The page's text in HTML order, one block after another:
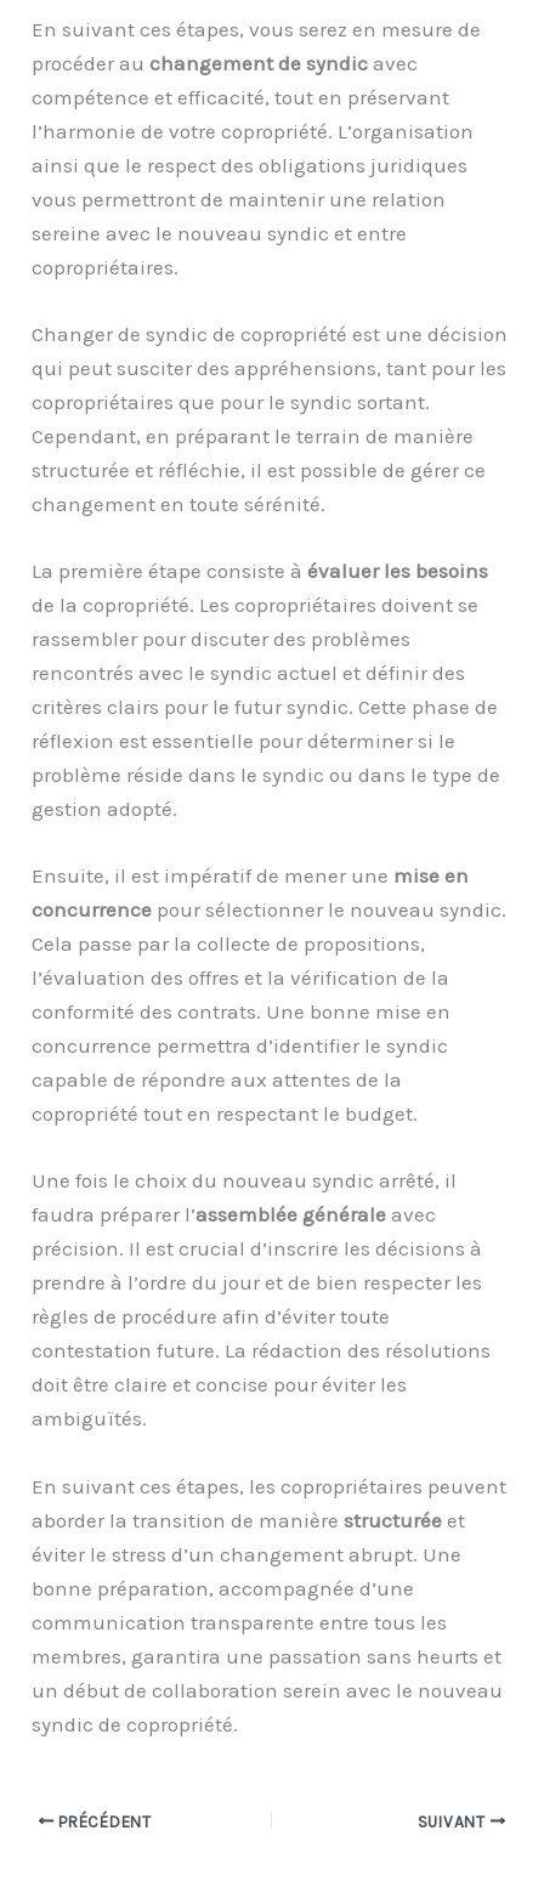
En suivant ces étapes, vous serez en mesure de
procéder auchangement de syndic avec
compétence et efficacité, tout en préservant
l’harmonie de votre copropriété. L’organisation
ainsi que le respect des obligations juridiques
vous permettront de maintenir une relation
sereine avec le nouveau syndic et entre
copropriétaires.
Changer de syndic de copropriété est une décision
qui peut susciter des appréhensions, tant pour les
copropriétaires que pour le syndic sortant.
Cependant, en préparant le terrain de manière
structurée et réfléchie, il est possible de gérer ce
changement en toute sérénité.
La première étape consiste àévaluer les besoins
de la copropriété. Les copropriétaires doivent se
rassembler pour discuter des problèmes
rencontrés avec le syndic actuel et définir des
critères clairs pour le futur syndic. Cette phase de
réflexion est essentielle pour déterminer si le
problème réside dans le syndic ou dans le type de
gestion adopté.
Ensuite, il est impératif de mener une mise en
concurrence pour sélectionner le nouveau syndic.
Cela passe par la collecte de propositions,
l’évaluation des offres et la vérification de la
conformité des contrats. Une bonne mise en
concurrence permettra d’identifier le syndic
capable de répondre aux attentes de la
copropriété tout en respectant le budget.
Une fois le choix du nouveau syndic arrêté, il
faudra préparer l’assemblée générale avec
précision. Il est crucial d’inscrire les décisions à
prendre à l’ordre du jour et de bien respecter les
règles de procédure afin d’éviter toute
contestation future. La rédaction des résolutions
doit être claire et concise pour éviter les
ambiguïtés.
En suivant ces étapes, les copropriétaires peuvent
aborder la transition de manièrestructurée et
éviter le stress d’un changement abrupt. Une
bonne préparation, accompagnée d’une
communication transparente entre tous les
membres, garantira une passation sans heurts et
un début de collaboration serein avec le nouveau
syndic de copropriété.
PRÉCÉDENT SUIVANT